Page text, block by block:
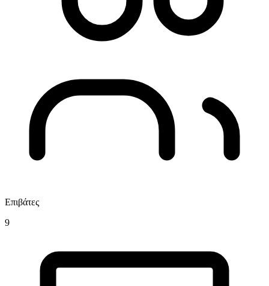
Επιβάτες
9